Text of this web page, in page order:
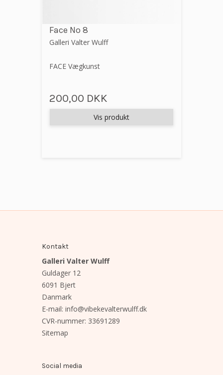
Face No 8
Galleri Valter Wulff
FACE Vægkunst
200,00 DKK
Vis produkt
Kontakt
Galleri Valter Wulff
Guldager 12
6091 Bjert
Danmark
E-mail: info@vibekevalterwulff.dk
CVR-nummer: 33691289
Sitemap
Social media